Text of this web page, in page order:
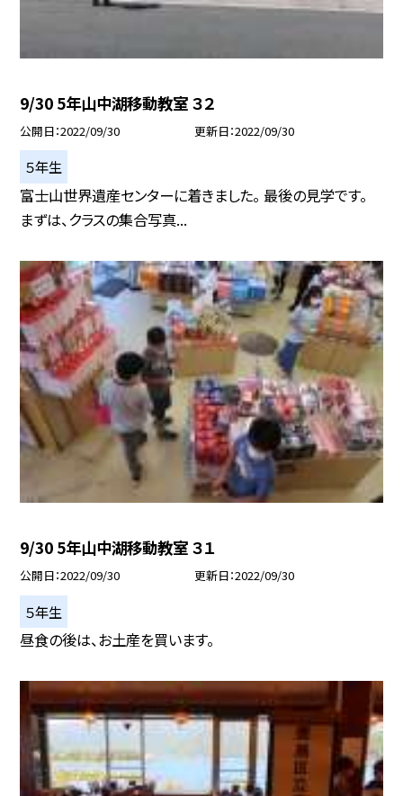
9/30 5年山中湖移動教室 ３２
公開日 2022/09/30 更新日 2022/09/30
５年生
富士山世界遺産センターに着きました。 最後の見学です。
まずは、クラスの集合写真...
9/30 5年山中湖移動教室 ３１
公開日 2022/09/30 更新日 2022/09/30
５年生
昼食の後は、お土産を買います。